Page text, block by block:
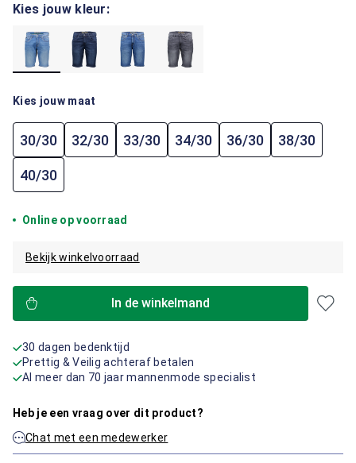
Kies jouw kleur:
Kies jouw maat
30/30 32/30 33/30 34/30 36/30 38/30
40/30
Online op voorraad
Bekijk winkelvoorraad
In de winkelmand
30 dagen bedenktijd
Prettig & Veilig achteraf betalen
Al meer dan 70 jaar mannenmode specialist
Heb je een vraag over dit product?
Chat met een medewerker